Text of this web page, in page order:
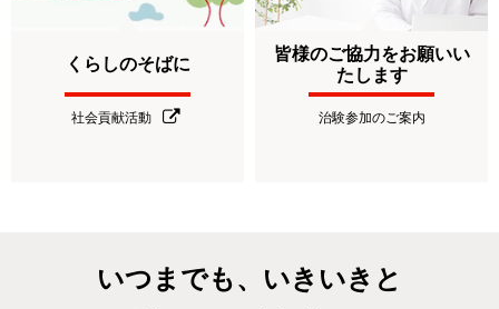
くらしのそばに
社会貢献活動
皆様のご協力をお願いい
たします
治験参加のご案内
いつまでも、いきいきと